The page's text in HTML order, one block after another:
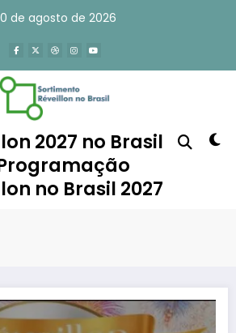
de agosto de 2026
2027 no Brasil
no Brasil 2027